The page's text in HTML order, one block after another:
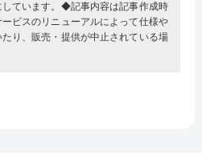
ています。◆記事内容は記事作成時
ビスのリニューアルによって仕様や
り、販売・提供が中止されている場